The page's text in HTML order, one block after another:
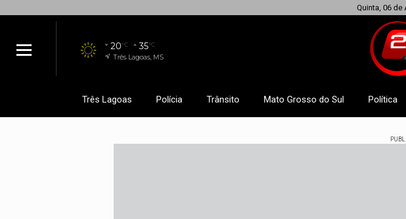
Quinta, 06 de
20°C 35°C
Três Lagoas, MS
Três Lagoas Polícia Trânsito Mato Grosso do Sul Política